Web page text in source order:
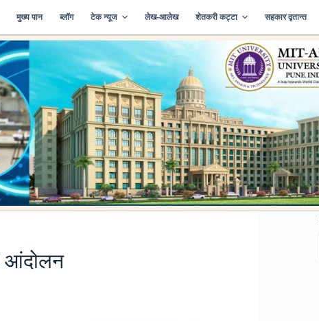
मुख्य पान ब्लॉग टेक न्यूज लेख-आलेख शेतकरी कट्टा सहकार वृतान्त
आंदोलन